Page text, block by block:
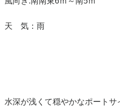
天 気：雨
水深が浅くて穏やかなポート